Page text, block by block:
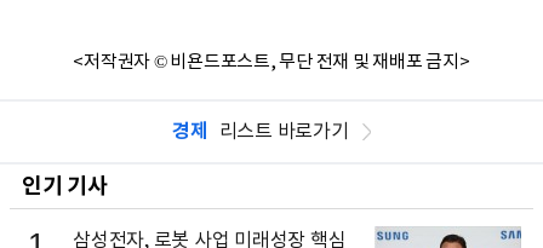
<저작권자 © 비욘드포스트, 무단 전재 및 재배포 금지>
경제 리스트 바로가기
인기 기사
삼성전자, 로봇 사업 미래성장 핵심